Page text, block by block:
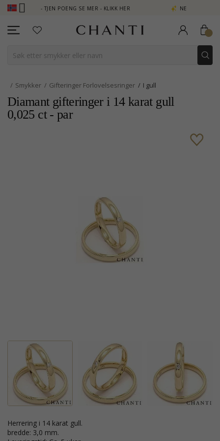
- TJEN POENG SE MER - KLIKK HER NEW COLLECTION | AURA
Smykker Gifteringer Forlovelsesringer I gull
Diamant gifteringer i 14 karat gull
0,025 ct - par
Herrering i 14 karat gull.
bredde: 3,0 mm.